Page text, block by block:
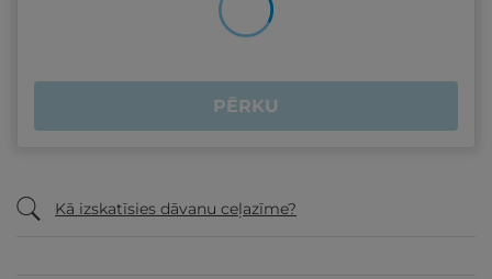
PĒRKU
Kā izskatīsies dāvanu ceļazīme?